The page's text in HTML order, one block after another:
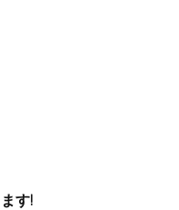
す!